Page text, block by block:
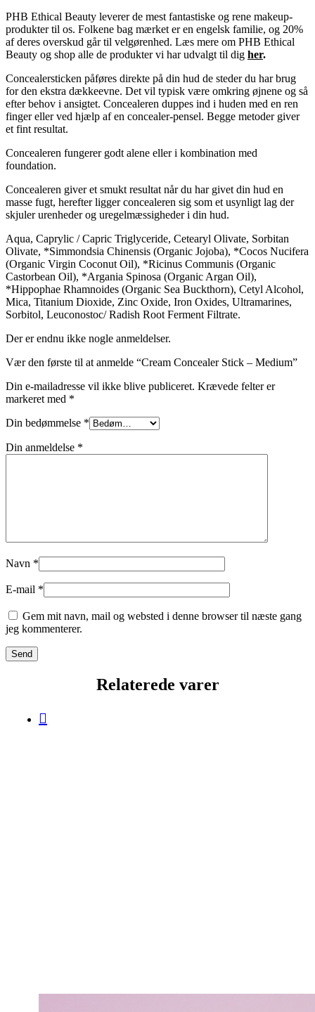
PHB Ethical Beauty leverer de mest fantastiske og rene makeup-
produkter til os. Folkene bag mærket er en engelsk familie, og 20%
af deres overskud går til velgørenhed. Læs mere om PHB Ethical
Beauty og shop alle de produkter vi har udvalgt til dig her.
Concealersticken påføres direkte på din hud de steder du har brug
for den ekstra dækkeevne. Det vil typisk være omkring øjnene og så
efter behov i ansigtet. Concealeren duppes ind i huden med en ren
finger eller ved hjælp af en concealer-pensel. Begge metoder giver
et fint resultat.
Concealeren fungerer godt alene eller i kombination med
foundation.
Concealeren giver et smukt resultat når du har givet din hud en
masse fugt, herefter ligger concealeren sig som et usynligt lag der
skjuler urenheder og uregelmæssigheder i din hud.
Aqua, Caprylic / Capric Triglyceride, Cetearyl Olivate, Sorbitan
Olivate, *Simmondsia Chinensis (Organic Jojoba), *Cocos Nucifera
(Organic Virgin Coconut Oil), *Ricinus Communis (Organic
Castorbean Oil), *Argania Spinosa (Organic Argan Oil),
*Hippophae Rhamnoides (Organic Sea Buckthorn), Cetyl Alcohol,
Mica, Titanium Dioxide, Zinc Oxide, Iron Oxides, Ultramarines,
Sorbitol, Leuconostoc/ Radish Root Ferment Filtrate.
Der er endnu ikke nogle anmeldelser.
Vær den første til at anmelde “Cream Concealer Stick – Medium”
Din e-mailadresse vil ikke blive publiceret. Krævede felter er
markeret med *
Din bedømmelse *
Din anmeldelse *
Navn *
E-mail *
Gem mit navn, mail og websted i denne browser til næste gang
jeg kommenterer.
Relaterede varer